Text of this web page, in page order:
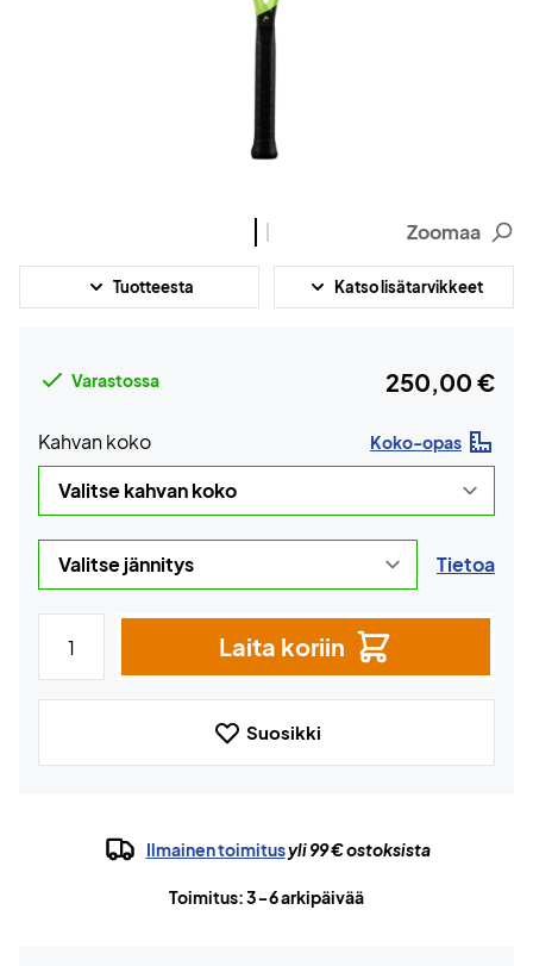
Zoomaa
Tuotteesta Katso lisätarvikkeet
Varastossa 250,00 €
Kahvan koko Koko-opas
Tietoa
Laita koriin
Suosikki
Ilmainen toimitusyli 99 € ostoksista
Toimitus: 3-6 arkipäivää